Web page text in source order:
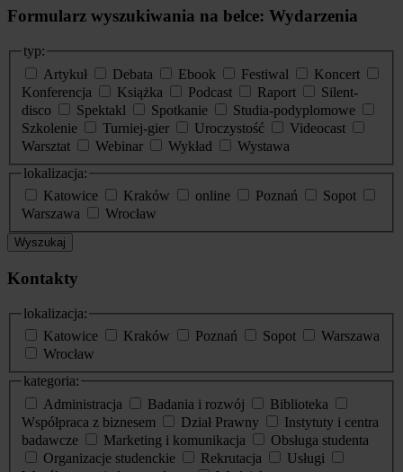
Formularz wyszukiwania na belce: Wydarzenia
typ:
Artykuł
Debata Ebook Festiwal
Koncert
Konferencja
Książka Podcast Raport
Silent-
disco
Spektakl Spotkanie
Studia-podyplomowe
Szkolenie
Turniej-gier Uroczystość
Videocast
Warsztat
Webinar Wykład
Wystawa
lokalizacja:
Katowice
Kraków online Poznań
Sopot
Warszawa
Wrocław
Wyszukaj
Kontakty
lokalizacja:
Katowice
Kraków Poznań Sopot
Warszawa
Wrocław
kategoria:
Administracja
Badania i rozwój
Biblioteka
Współpraca z biznesem
Dział Prawny
Instytuty i centra
badawcze
Marketing i komunikacja
Obsługa studenta
Organizacje studenckie
Rekrutacja
Usługi